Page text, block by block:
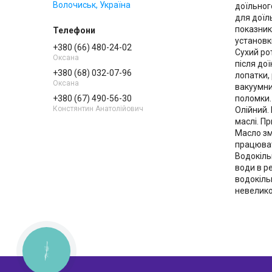
для
Сухий
після
лопатки,
поломки.
Олійний.
маслі.
Масло
води в
Волочиськ, Україна
+380 (66) 480-24-02
Оксана
+380 (68) 032-07-96
Оксана
+380 (67) 490-56-30
Констянтин Анатолійович
КНОПКА
ЗВ'ЯЗКУ